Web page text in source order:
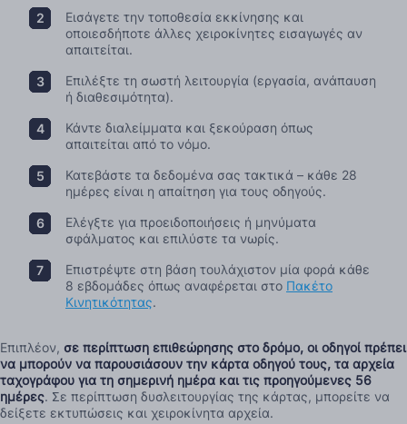
Εισάγετε την τοποθεσία εκκίνησης και
οποιεσδήποτε άλλες χειροκίνητες εισαγωγές αν
απαιτείται.
Επιλέξτε τη σωστή λειτουργία (εργασία, ανάπαυση
ή διαθεσιμότητα).
Κάντε διαλείμματα και ξεκούραση όπως
απαιτείται από το νόμο.
Κατεβάστε τα δεδομένα σας τακτικά – κάθε 28
ημέρες είναι η απαίτηση για τους οδηγούς.
Ελέγξτε για προειδοποιήσεις ή μηνύματα
σφάλματος και επιλύστε τα νωρίς.
Επιστρέψτε στη βάση τουλάχιστον μία φορά κάθε
8 εβδομάδες όπως αναφέρεται στο Πακέτο
Κινητικότητας.
Επιπλέον, σε περίπτωση επιθεώρησης στο δρόμο, οι οδηγοί πρέπει
να μπορούν να παρουσιάσουν την κάρτα οδηγού τους, τα αρχεία
ταχογράφου για τη σημερινή ημέρα και τις προηγούμενες 56
ημέρες. Σε περίπτωση δυσλειτουργίας της κάρτας, μπορείτε να
δείξετε εκτυπώσεις και χειροκίνητα αρχεία.